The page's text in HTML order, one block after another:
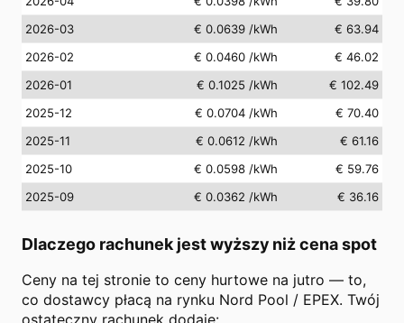
2026-03
€ 0.0639 /kWh
€ 63.94
2026-02
€ 0.0460 /kWh
€ 46.02
2026-01
€ 0.1025 /kWh
€ 102.49
2025-12
€ 0.0704 /kWh
€ 70.40
2025-11
€ 0.0612 /kWh
€ 61.16
2025-10
€ 0.0598 /kWh
€ 59.76
2025-09
€ 0.0362 /kWh € 36.16
Dlaczego rachunek jest wyższy niż cena spot
Ceny na tej stronie to ceny hurtowe na jutro — to,
co dostawcy płacą na rynku Nord Pool / EPEX. Twój
ostateczny rachunek dodaje: